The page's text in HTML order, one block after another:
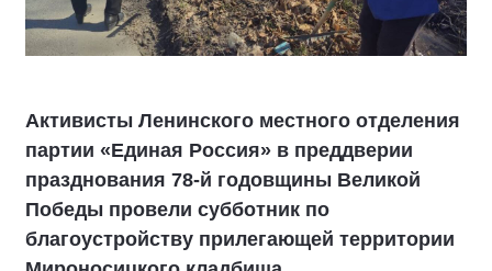
Активисты Ленинского местного отделения
партии «Единая Россия» в преддверии
празднования 78-й годовщины Великой
Победы провели субботник по
благоустройству прилегающей территории